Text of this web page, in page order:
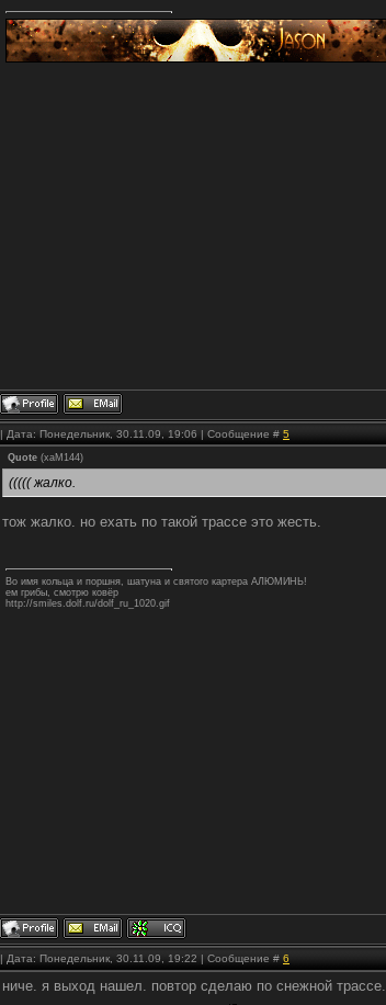
| Дата: Понедельник, 30.11.09, 19:06 | Сообщение # 5
Quote (xaM144)
((((( жалко.
тож жалко. но ехать по такой трассе это жесть.
Во имя кольца и поршня, шатуна и святого картера АЛЮМИНЬ!
ем грибы, смотрю ковёр
http://smiles.dolf.ru/dolf_ru_1020.gif
| Дата: Понедельник, 30.11.09, 19:22 | Сообщение # 6
ниче. я выход нашел. повтор сделаю по снежной трассе.